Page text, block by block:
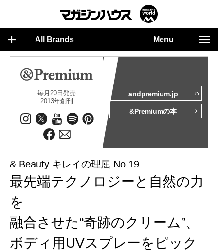
All Brands Menu
毎月20日発売
2013年創刊
andpremium.jp
&Premiumの本
& Beauty キレイの理屈 No.19
最先端テクノロジーと自然の力
を
融合させた“奇跡のクリーム”、
ボディ用UVスプレーをピック